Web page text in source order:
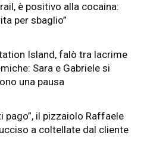
è positivo alla cocaina:
per sbaglio”
Island, falò tra lacrime
Sara e Gabriele si
una pausa
pago”, il pizzaiolo Raffaele
a coltellate dal cliente